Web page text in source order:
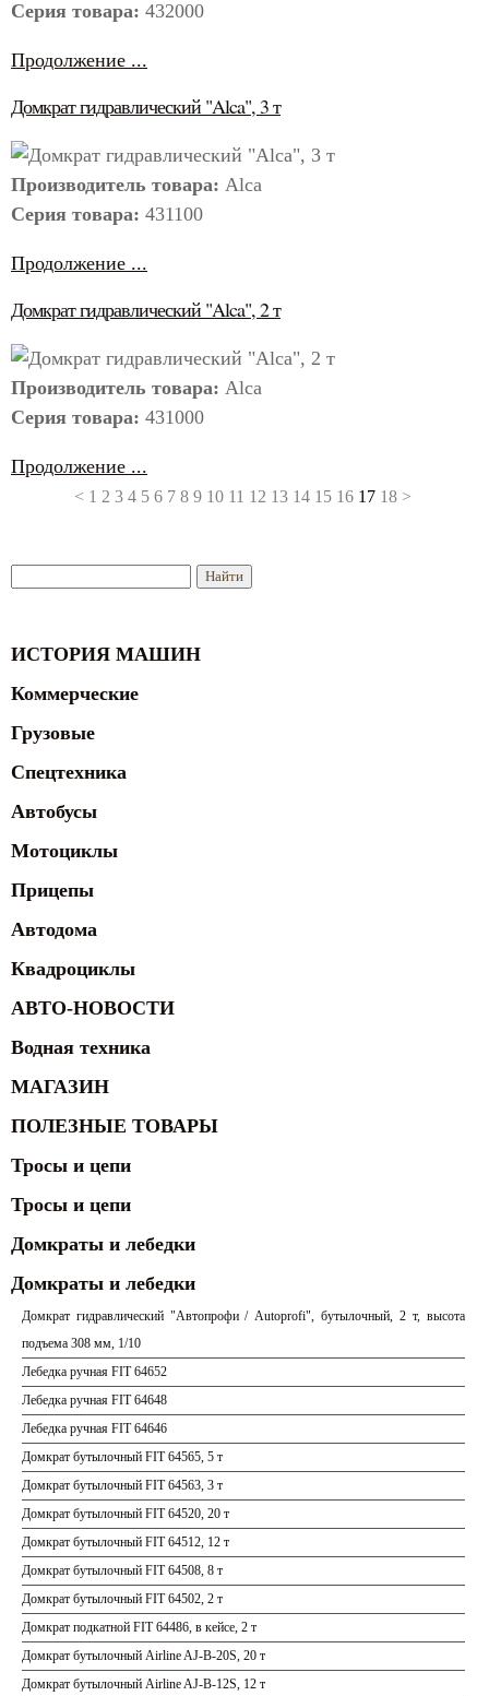
Серия товара: 432000
Продолжение ...
Домкрат гидравлический "Alca", 3 т
Производитель товара: Alca
Серия товара: 431100
Продолжение ...
Домкрат гидравлический "Alca", 2 т
Производитель товара: Alca
Серия товара: 431000
Продолжение ...
< 1 2 3 4 5 6 7 8 9 10 11 12 13 14 15 16 17 18 >
ИСТОРИЯ МАШИН
Коммерческие
Грузовые
Спецтехника
Автобусы
Мотоциклы
Прицепы
Автодома
Квадроциклы
АВТО-НОВОСТИ
Водная техника
МАГАЗИН
ПОЛЕЗНЫЕ ТОВАРЫ
Тросы и цепи
Тросы и цепи
Домкраты и лебедки
Домкраты и лебедки
Домкрат гидравлический "Автопрофи / Autoprofi", бутылочный, 2 т, высота
подъема 308 мм, 1/10
Лебедка ручная FIT 64652
Лебедка ручная FIT 64648
Лебедка ручная FIT 64646
Домкрат бутылочный FIT 64565, 5 т
Домкрат бутылочный FIT 64563, 3 т
Домкрат бутылочный FIT 64520, 20 т
Домкрат бутылочный FIT 64512, 12 т
Домкрат бутылочный FIT 64508, 8 т
Домкрат бутылочный FIT 64502, 2 т
Домкрат подкатной FIT 64486, в кейсе, 2 т
Домкрат бутылочный Airline AJ-B-20S, 20 т
Домкрат бутылочный Airline AJ-B-12S, 12 т